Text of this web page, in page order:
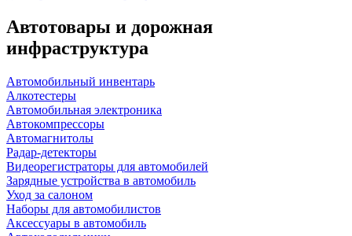
Автотовары и дорожная
инфраструктура
Автомобильный инвентарь
Алкотестеры
Автомобильная электроника
Автокомпрессоры
Автомагнитолы
Радар-детекторы
Видеорегистраторы для автомобилей
Зарядные устройства в автомобиль
Уход за салоном
Наборы для автомобилистов
Аксессуары в автомобиль